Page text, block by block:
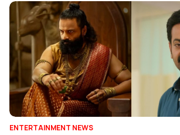
ENTERTAINMENT NEWS